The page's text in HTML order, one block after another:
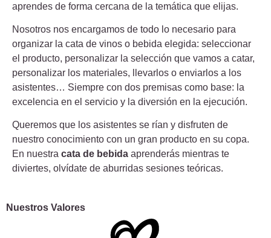
aprendes de forma cercana de la temática que elijas.
Nosotros nos encargamos de todo lo necesario para
organizar la cata de vinos o bebida elegida: seleccionar
el producto, personalizar la selección que vamos a catar,
personalizar los materiales, llevarlos o enviarlos a los
asistentes… Siempre con dos premisas como base: la
excelencia en el servicio y la diversión en la ejecución.
Queremos que los asistentes se rían y disfruten de
nuestro conocimiento con un gran producto en su copa.
En nuestra cata de bebida aprenderás mientras te
diviertes, olvídate de aburridas sesiones teóricas.
Nuestros Valores